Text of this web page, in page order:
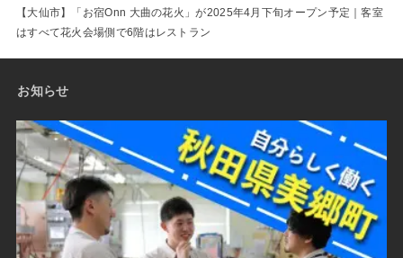
【大仙市】「お宿Onn 大曲の花火」が2025年4月下旬オープン予定｜客室
はすべて花火会場側で6階はレストラン
お知らせ